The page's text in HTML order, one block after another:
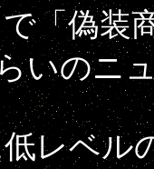
「偽装
いのニ
レベル